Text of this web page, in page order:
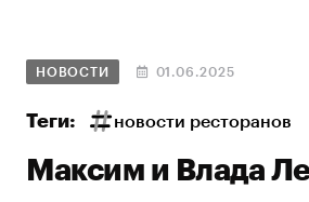
НОВОСТИ 01.06.2025
Теги: новости ресторанов
Максим и Влада